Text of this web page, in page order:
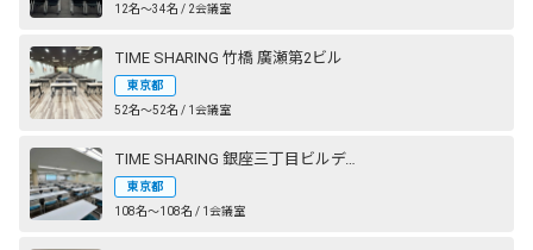
12名〜34名 / 2会議室
TIME SHARING 竹橋 廣瀬第2ビル
東京都
52名〜52名 / 1会議室
TIME SHARING 銀座三丁目ビルディング
東京都
108名〜108名 / 1会議室